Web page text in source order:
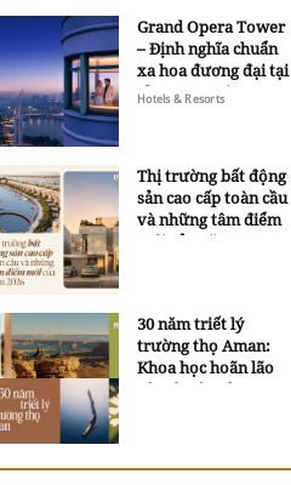
Grand Opera Tower
– Định nghĩa chuẩn
xa hoa đương đại tại
Sheraton Saigon
Hotels & Resorts
Thị trường bất động
sản cao cấp toàn cầu
và những tâm điểm
mới của năm 2026
30 năm triết lý
trường thọ Aman:
Khoa học hoãn lão
và trí tuệ ngàn xưa